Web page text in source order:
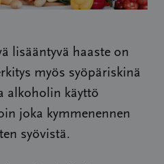
lisääntyvä haaste on
myös syöpäriskinä
alkoholin käyttö
joka kymmenennen
syövistä.